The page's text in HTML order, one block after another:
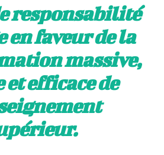
responsabilité
en faveur de la
massive,
efficace de